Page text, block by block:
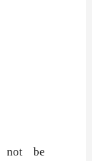
not be